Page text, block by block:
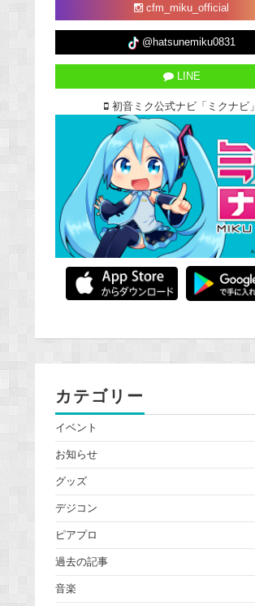
cfm_miku_official
@hatsunemiku0831
LINE
初音ミク公式ナビ「ミクナビ」
カテゴリー
イベント
お知らせ
グッズ
デジコン
ピアプロ
過去の記事
音楽